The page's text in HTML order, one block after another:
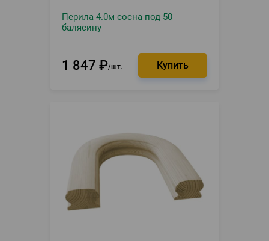
Перила 4.0м сосна под 50
балясину
1 847 ₽ шт.